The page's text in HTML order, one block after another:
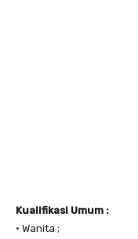
Kualifikasi Umum :
• Wanita ;